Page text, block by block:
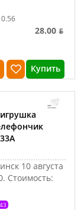
28.00 ƃ
Купить
10 августа
Стоимость: